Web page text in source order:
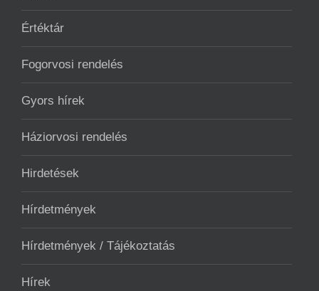
Értéktár
Fogorvosi rendelés
Gyors hírek
Háziorvosi rendelés
Hirdetések
Hírdetmények
Hírdetmények / Tájékoztatás
Hírek